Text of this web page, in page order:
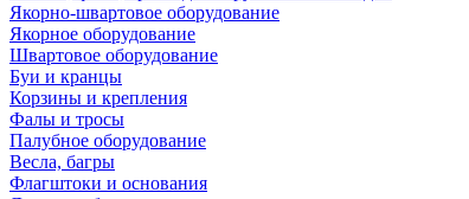
Якорно-швартовое оборудование
Якорное оборудование
Швартовое оборудование
Буи и кранцы
Корзины и крепления
Фалы и тросы
Палубное оборудование
Весла, багры
Флагштоки и основания